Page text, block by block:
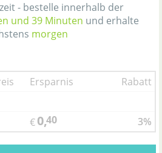
- bestelle innerhalb der
und 39 Minuten und erhalte
morgen
Ersparnis
Rabatt
€0,40 3%